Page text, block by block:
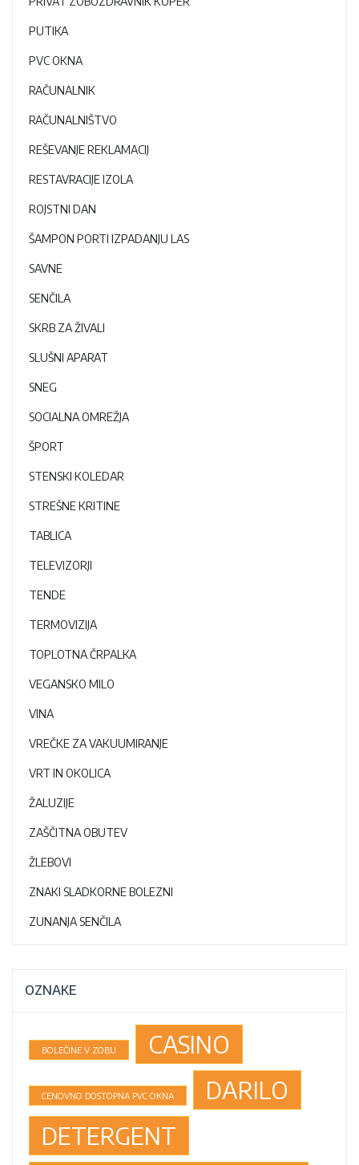
PUTIKA
PVC OKNA
RAČUNALNIK
RAČUNALNIŠTVO
REŠEVANJE REKLAMACIJ
RESTAVRACIJE IZOLA
ROJSTNI DAN
ŠAMPON PORTI IZPADANJU LAS
SAVNE
SENČILA
SKRB ZA ŽIVALI
SLUŠNI APARAT
SNEG
SOCIALNA OMREŽJA
ŠPORT
STENSKI KOLEDAR
STREŠNE KRITINE
TABLICA
TELEVIZORJI
TENDE
TERMOVIZIJA
TOPLOTNA ČRPALKA
VEGANSKO MILO
VINA
VREČKE ZA VAKUUMIRANJE
VRT IN OKOLICA
ŽALUZIJE
ZAŠČITNA OBUTEV
ŽLEBOVI
ZNAKI SLADKORNE BOLEZNI
ZUNANJA SENČILA
OZNAKE
BOLEČINE V ZOBU CASINO
CENOVNO DOSTOPNA PVC OKNA
DARILO
DETERGENT